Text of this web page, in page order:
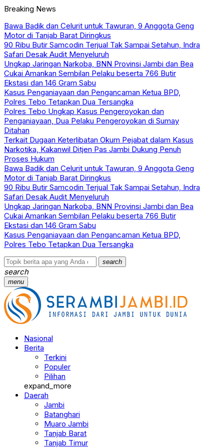
Breaking News
Bawa Badik dan Celurit untuk Tawuran, 9 Anggota Geng
Motor di Tanjab Barat Diringkus
90 Ribu Butir Samcodin Terjual Tak Sampai Setahun, Indra
Safari Desak Audit Menyeluruh
Ungkap Jaringan Narkoba, BNN Provinsi Jambi dan Bea
Cukai Amankan Sembilan Pelaku beserta 766 Butir
Ekstasi dan 146 Gram Sabu
Kasus Penganiayaan dan Pengancaman Ketua BPD,
Polres Tebo Tetapkan Dua Tersangka
Polres Tebo Ungkap Kasus Pengeroyokan dan
Penganiayaan, Dua Pelaku Pengeroyokan di Sumay
Ditahan
Terkait Dugaan Keterlibatan Okum Pejabat dalam Kasus
Narkotika, Kakanwil Ditjen Pas Jambi Dukung Penuh
Proses Hukum
Bawa Badik dan Celurit untuk Tawuran, 9 Anggota Geng
Motor di Tanjab Barat Diringkus
90 Ribu Butir Samcodin Terjual Tak Sampai Setahun, Indra
Safari Desak Audit Menyeluruh
Ungkap Jaringan Narkoba, BNN Provinsi Jambi dan Bea
Cukai Amankan Sembilan Pelaku beserta 766 Butir
Ekstasi dan 146 Gram Sabu
Kasus Penganiayaan dan Pengancaman Ketua BPD,
Polres Tebo Tetapkan Dua Tersangka
search
search
menu
Nasional
Berita
Terkini
Populer
Pilihan
expand_more
Daerah
Jambi
Batanghari
Muaro Jambi
Tanjab Barat
Tanjab Timur